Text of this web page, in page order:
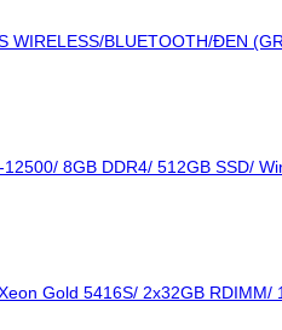
WIRELESS/BLUETOOTH/ĐEN
8GB DDR4/ 512GB SSD/
Gold 5416S/ 2x32GB RDIMM/